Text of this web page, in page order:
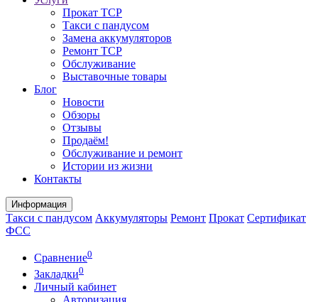
Прокат ТСР
Такси с пандусом
Замена аккумуляторов
Ремонт ТСР
Обслуживание
Выставочные товары
Блог
Новости
Обзоры
Отзывы
Продаём!
Обслуживание и ремонт
Истории из жизни
Контакты
Информация
Такси с пандусом Аккумуляторы Ремонт Прокат Сертификат
ФСС
Сравнение0
Закладки0
Личный кабинет
Авторизация